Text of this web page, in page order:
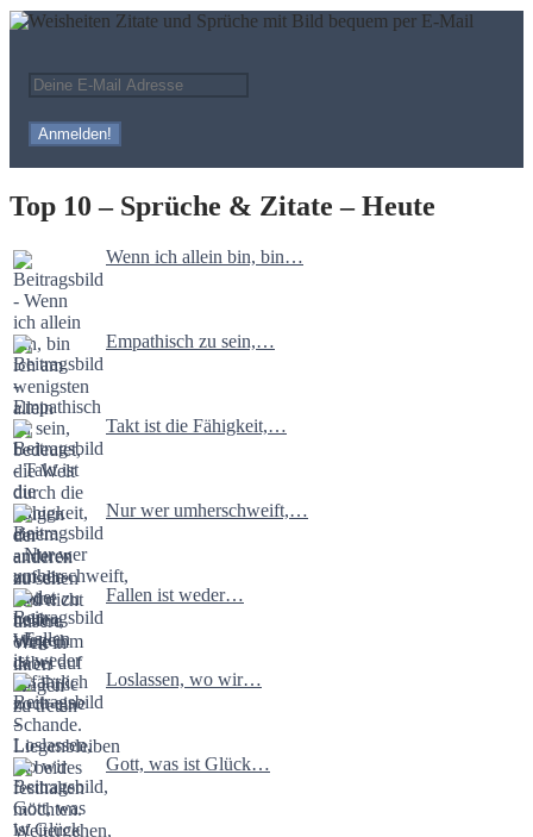
Top 10 – Sprüche & Zitate – Heute
Wenn ich allein bin, bin…
Empathisch zu sein,…
Takt ist die Fähigkeit,…
Nur wer umherschweift,…
Fallen ist weder…
Loslassen, wo wir…
Gott, was ist Glück…